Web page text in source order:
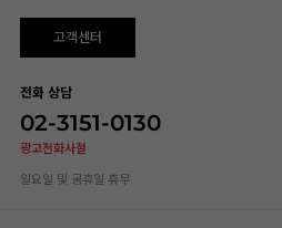
고객센터
전화 상담
02-3151-0130
광고전화사절
일요일 및 공휴일 휴무